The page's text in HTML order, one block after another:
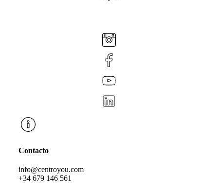
Contacto
info@centroyou.com
+34 679 146 561